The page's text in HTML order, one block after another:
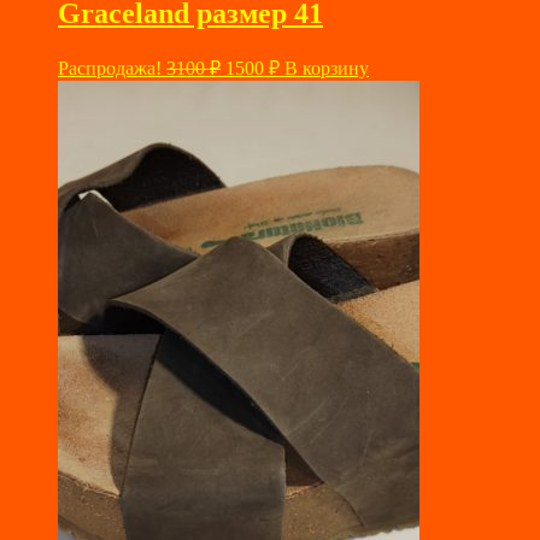
Graceland размер 41
Распродажа! 3100₽ Первоначальная
цена
1500 ₽Текущая
цена:
В корзину